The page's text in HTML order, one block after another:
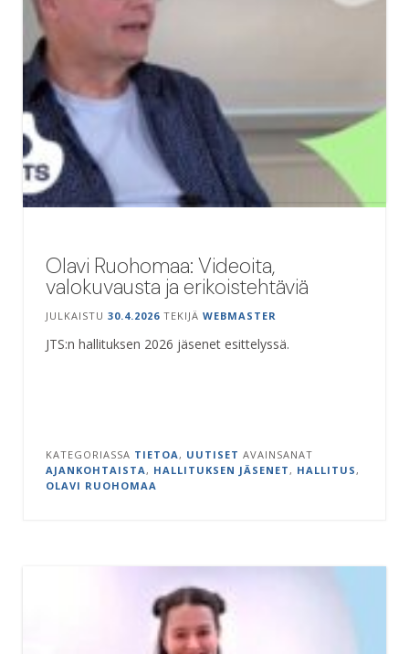
Olavi Ruohomaa: Videoita,
valokuvausta ja erikoistehtäviä
JULKAISTU 30.4.2026 TEKIJÄ WEBMASTER
JTS:n hallituksen 2026 jäsenet esittelyssä.
KATEGORIASSA TIETOA , UUTISET AVAINSANAT
AJANKOHTAISTA , HALLITUKSEN JÄSENET , HALLITUS ,
OLAVI RUOHOMAA